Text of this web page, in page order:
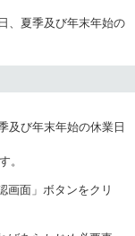
、夏季及び年末年始の
及び年末年始の休業日
。
画面」ボタンをクリ